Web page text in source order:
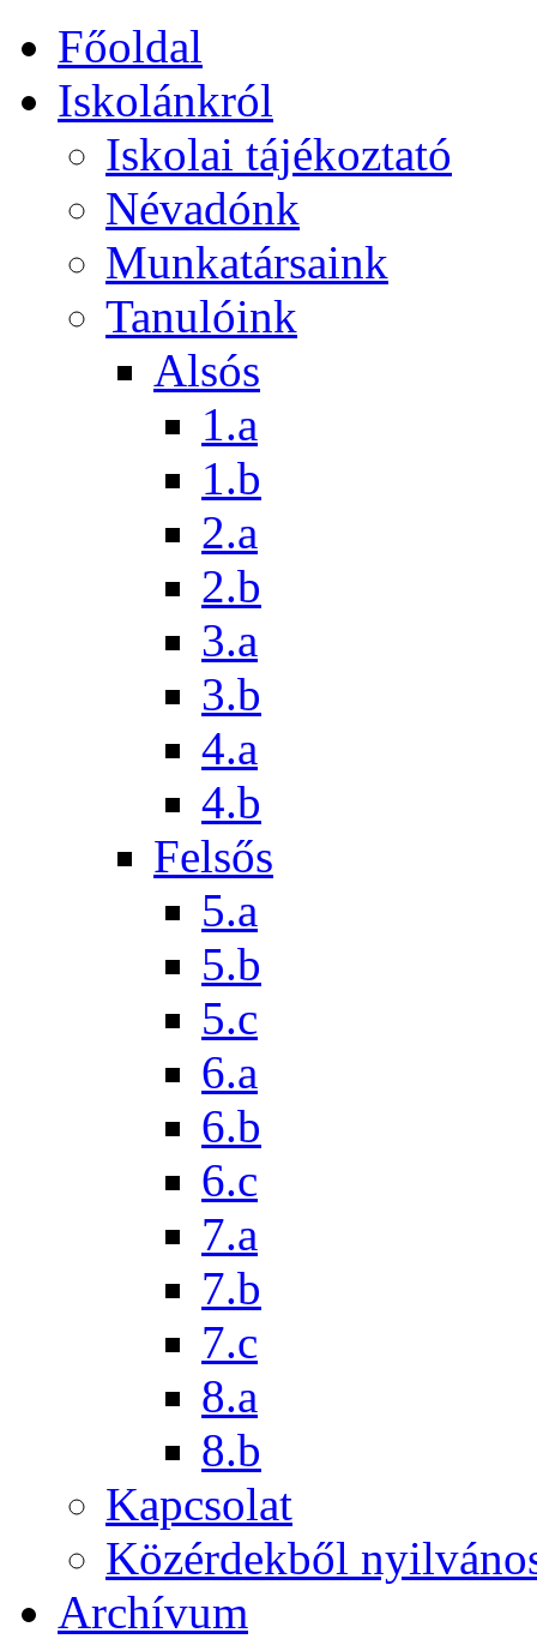
Főoldal
Iskolánkról
Iskolai tájékoztató
Névadónk
Munkatársaink
Tanulóink
Alsós
1.a
1.b
2.a
2.b
3.a
3.b
4.a
4.b
Felsős
5.a
5.b
5.c
6.a
6.b
6.c
7.a
7.b
7.c
8.a
8.b
Kapcsolat
Közérdekből
Archívum